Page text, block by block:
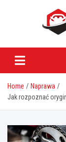
Home
Naprawa
Jak rozpoznać